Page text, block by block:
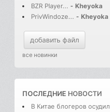
BZR Player... - Kheyoka
PrivWindoze... - Kheyoka
добавить файл
все новинки
ПОСЛЕДНИЕ НОВОСТИ
В Китае блогеров осудил